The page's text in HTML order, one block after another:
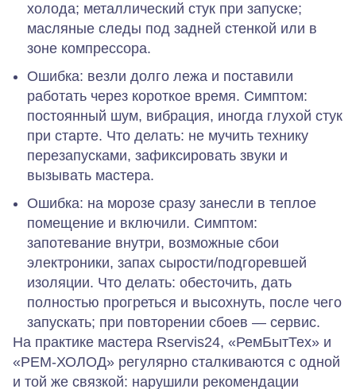
холода; металлический стук при запуске;
масляные следы под задней стенкой или в
зоне компрессора.
Ошибка: везли долго лежа и поставили
работать через короткое время. Симптом:
постоянный шум, вибрация, иногда глухой стук
при старте. Что делать: не мучить технику
перезапусками, зафиксировать звуки и
вызывать мастера.
Ошибка: на морозе сразу занесли в теплое
помещение и включили. Симптом:
запотевание внутри, возможные сбои
электроники, запах сырости/подгоревшей
изоляции. Что делать: обесточить, дать
полностью прогреться и высохнуть, после чего
запускать; при повторении сбоев — сервис.
На практике мастера Rservis24, «РемБытТех» и
«РЕМ‑ХОЛОД» регулярно сталкиваются с одной
и той же связкой: нарушили рекомендации